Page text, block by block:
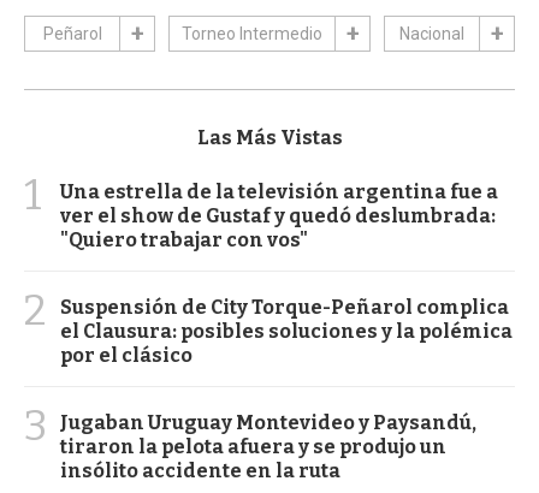
Peñarol Torneo Intermedio Nacional
Las Más Vistas
1
Una estrella de la televisión argentina fue a
ver el show de Gustaf y quedó deslumbrada:
"Quiero trabajar con vos"
2
Suspensión de City Torque-Peñarol complica
el Clausura: posibles soluciones y la polémica
por el clásico
3
Jugaban Uruguay Montevideo y Paysandú,
tiraron la pelota afuera y se produjo un
insólito accidente en la ruta